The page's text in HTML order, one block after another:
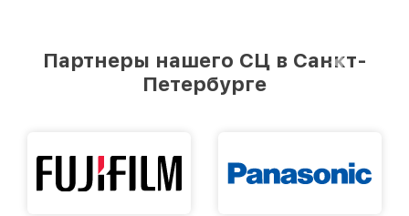
Партнеры нашего СЦ в Санкт-
Петербурге